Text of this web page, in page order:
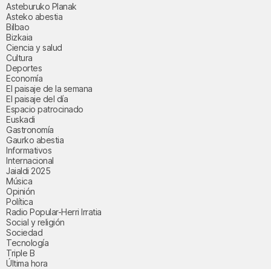
Asteburuko Planak
Asteko abestia
Bilbao
Bizkaia
Ciencia y salud
Cultura
Deportes
Economía
El paisaje de la semana
El paisaje del día
Espacio patrocinado
Euskadi
Gastronomía
Gaurko abestia
Informativos
Internacional
Jaialdi 2025
Música
Opinión
Política
Radio Popular-Herri Irratia
Social y religión
Sociedad
Tecnología
Triple B
Última hora